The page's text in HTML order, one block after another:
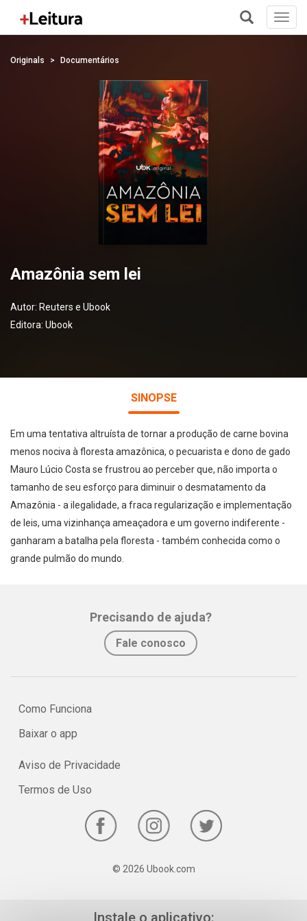
Originals Documentários
Amazônia sem lei
Autor: Reuters e Ubook
Editora: Ubook
SINOPSE
Em uma tentativa altruísta de tornar a produção de carne bovina
menos nociva à floresta amazônica, o pecuarista e dono de gado
Mauro Lúcio Costa se frustrou ao perceber que, não importa o
tamanho de seu esforço para diminuir o desmatamento da
Amazônia - a ilegalidade, a fraca regularização e implementação
de leis, uma vizinhança ameaçadora e um governo indiferente -
ganharam a batalha pela floresta - também conhecida como o
grande pulmão do mundo.
Precisando de ajuda?
Fale conosco
Como Funciona
Baixar o app
Aviso de Privacidade
Termos de Uso
© 2026 Ubook.com
Instale o aplicativo: